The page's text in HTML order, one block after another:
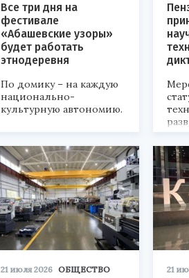
Все три дня на
фестивале
«Абашевские узоры»
будет работать
этнодеревня
По домику – на каждую
национально-
культурную автономию.
21 июля 2026 ОБЩЕСТВО 21